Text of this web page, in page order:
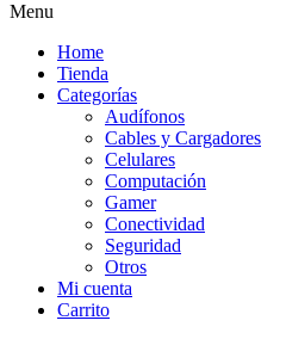
Menu
Home
Tienda
Categorías
Audífonos
Cables y Cargadores
Celulares
Computación
Gamer
Conectividad
Seguridad
Otros
Mi cuenta
Carrito